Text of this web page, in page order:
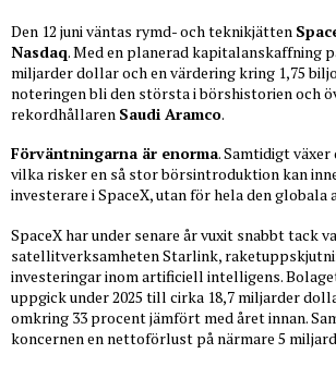
Den 12 juni väntas rymd- och teknikjätten
Nasdaq. Med en planerad kapitalanskaffning
miljarder dollar och en värdering kring 1,75
noteringen bli den största i börshistorien och
rekordhållaren Saudi Aramco.
Förväntningarna är enorma. Samtidigt
vilka risker en så stor börsintroduktion kan
investerare i SpaceX, utan för hela den globala
SpaceX har under senare år vuxit snabbt tack
satellitverksamheten Starlink,
investeringar inom artificiell intelligens.
uppgick under 2025 till cirka 18,7 miljarder
omkring 33 procent jämfört med året innan.
koncernen en nettoförlust på närmare 5